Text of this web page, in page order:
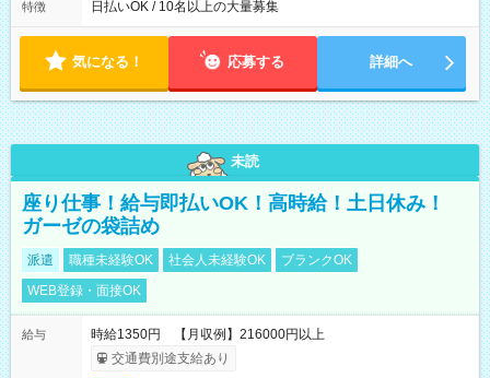
特徴 日払いOK / 10名以上の大量募集
気になる！ 応募する 詳細へ
未読
座り仕事！給与即払いOK！高時給！土日休み！
ガーゼの袋詰め
派遣 職種未経験OK 社会人未経験OK
ブランクOK
WEB登録・面接OK
給与
時給1350円 【月収例】216000円以上
交通費別途支給あり